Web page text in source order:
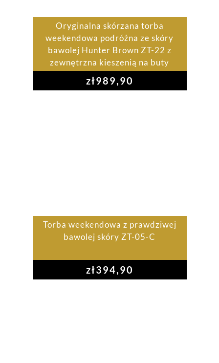
Oryginalna skórzana torba
weekendowa podróżna ze skóry
bawolej Hunter Brown ZT-22 z
zewnętrzna kieszenią na buty
zł989,90
Torba weekendowa z prawdziwej
bawolej skóry ZT-05-C
zł394,90